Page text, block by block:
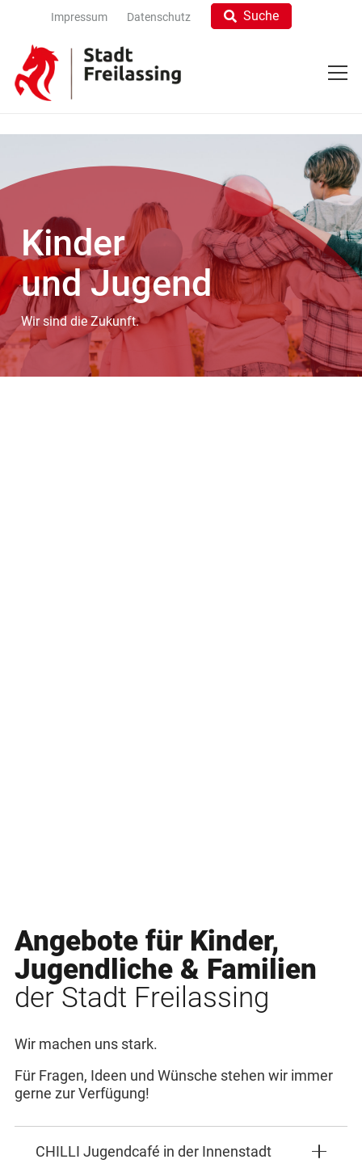
Impressum Datenschutz Suche
Kinder
und Jugend
Wir sind die Zukunft.
Angebote für Kinder,
Jugendliche & Familien
der Stadt Freilassing
Wir machen uns stark.
Für Fragen, Ideen und Wünsche stehen wir immer
gerne zur Verfügung!
CHILLI Jugendcafé in der Innenstadt